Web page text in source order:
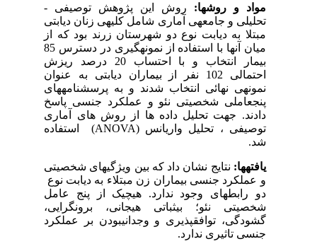
مواد و روش­ها:روش این پژوهش توصیفی -
تحلیلی و جامعه­ی آماری شامل کلیه­ی زنان دیابتی
مبتلا به دیابت نوع دو شهرستان زرند بود که از
میان آن­ها با استفاده از نمونه­گیری در دسترس 85
بیمار انتخاب و با احتساب 20 درصد ریزش
احتمالی 102 نفر از بیماران دیابتی به عنوان
نمونه­ی نهائی انتخاب شدند و به پرسشنامه­های
پنج­عاملی شخصیتی نئو و عملکرد جنسی پاسخ
دادند. جهت تحلیل داده ها از روش های آماری
توصیفی ، تحلیل واریانس ( ANOVA) استفاده
شد.
یافته­ها:نتایج نشان داد که بین ویژگی­های شخصیتی
و عملکرد جنسی بیماران زن مبتلاء به دیابت نوع
دو رابطه­­ای وجود ندارد. هیچ­یک از پنج عامل
شخصیتی نئو؛ بی­ثباتی هیجانی، برون­گرایی،
گشودگی، توافق­پذیری و وجدانی­بودن بر عملکرد
جنسی تاثیری ندارد.